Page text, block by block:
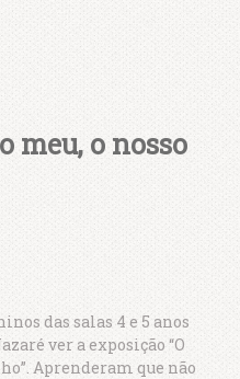
meu, o nosso
das salas 4 e 5 anos
ver a exposição “O
Aprenderam que não